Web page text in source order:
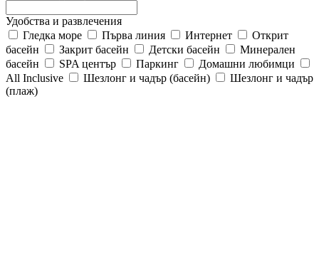
Удобства и развлечения
Гледка море
Първа линия Интернет
Открит
басейн
Закрит басейн Детски басейн
Минерален
басейн
SPA център Паркинг
Домашни любимци
All Inclusive
Шезлонг и чадър (басейн)
Шезлонг и чадър
(плаж)